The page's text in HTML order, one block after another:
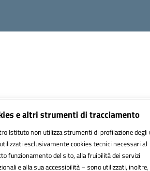
e altri strumenti di tracciamento
Istituto non utilizza strumenti di profilazione
esclusivamente cookies tecnici necessari al
funzionamento del sito, alla fruibilità dei servizi
e alla sua accessibilità – sono utilizzati, inoltre,